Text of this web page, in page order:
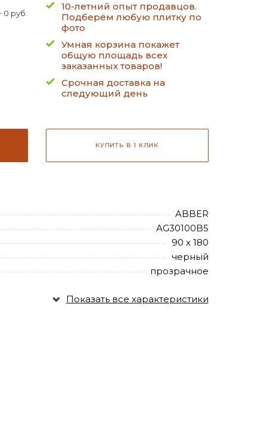
0 руб.
10-летний опыт продавцов.
Подберём любую плитку по
фото
Умная корзина покажет
общую площадь всех
заказанных товаров!
Срочная доставка на
следующий день
КУПИТЬ В 1 КЛИК
ABBER
AG30100B5
90 х 180
черный
прозрачное
Показать все характеристики